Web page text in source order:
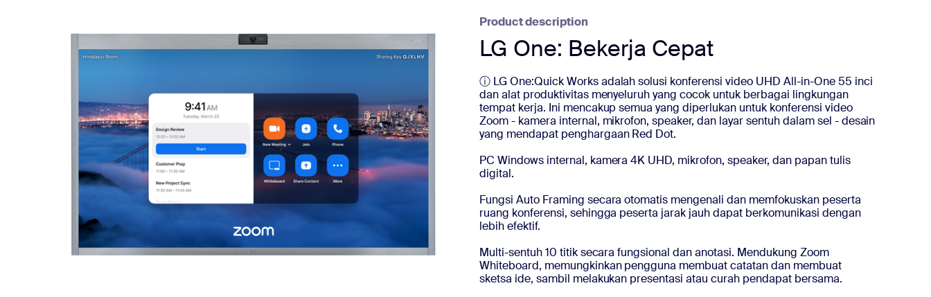
Instal di desktop
Pusat Unduhan
Hubungi kami
Product description
LG One: Bekerja Cepat
ⓘ LG One:Quick Works adalah solusi konferensi video UHD All-in-One 55 inci
dan alat produktivitas menyeluruh yang cocok untuk berbagai lingkungan
tempat kerja. Ini mencakup semua yang diperlukan untuk konferensi video
Zoom - kamera internal, mikrofon, speaker, dan layar sentuh dalam sel - desain
yang mendapat penghargaan Red Dot.
PC Windows internal, kamera 4K UHD, mikrofon, speaker, dan papan tulis
digital.
Fungsi Auto Framing secara otomatis mengenali dan memfokuskan peserta
ruang konferensi, sehingga peserta jarak jauh dapat berkomunikasi dengan
lebih efektif.
Multi-sentuh 10 titik secara fungsional dan anotasi. Mendukung Zoom
Whiteboard, memungkinkan pengguna membuat catatan dan membuat
sketsa ide, sambil melakukan presentasi atau curah pendapat bersama.